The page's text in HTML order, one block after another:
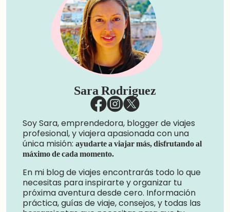
Sara Rodriguez
Soy Sara, emprendedora, blogger de viajes
profesional, y viajera apasionada con una
única misión: ayudarte a viajar más, disfrutando al
máximo de cada momento.
En mi blog de viajes encontrarás todo lo que
necesitas para inspirarte y organizar tu
próxima aventura desde cero. Información
práctica, guías de viaje, consejos, y todas las